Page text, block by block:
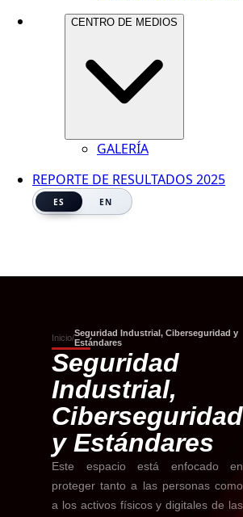
CENTRO DE MEDIOS
GALERÍA
REPORTE DE RESULTADOS 2025
ES EN
Inicio/Seguridad Industrial, Ciberseguridad y
Estándares
Seguridad
Industrial,
Ciberseguridad
y Estándares
Este espacio está enfocado en
proteger tanto a las personas como
a los activos físicos y digitales de las